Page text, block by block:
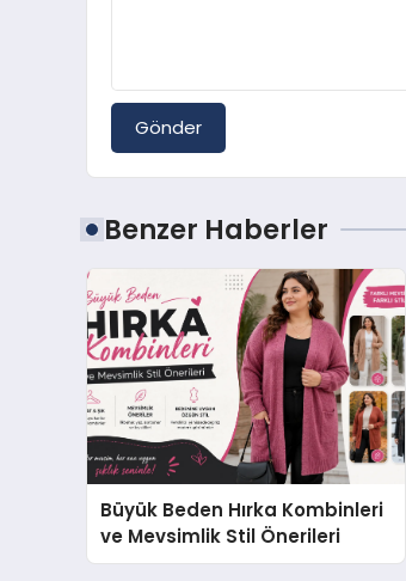
Gönder
Benzer Haberler
Büyük Beden Hırka Kombinleri
ve Mevsimlik Stil Önerileri